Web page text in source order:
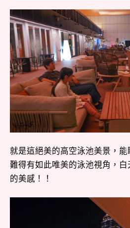
就是這絕美的高空泳池美景，
難得有如此唯美的泳池視角，
的美感！！